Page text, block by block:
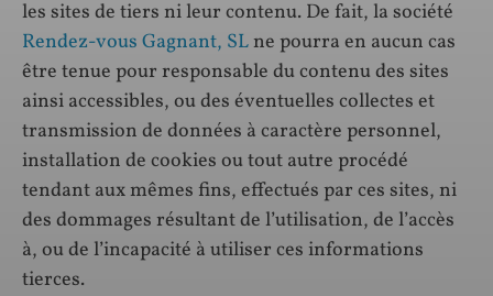
les sites de tiers ni leur contenu. De fait, la société
Rendez-vous Gagnant, SLne pourra en aucun cas
être tenue pour responsable du contenu des sites
ainsi accessibles, ou des éventuelles collectes et
transmission de données à caractère personnel,
installation de cookies ou tout autre procédé
tendant aux mêmes fins, effectués par ces sites, ni
des dommages résultant de l’utilisation, de l’accès
à, ou de l’incapacité à utiliser ces informations
tierces.